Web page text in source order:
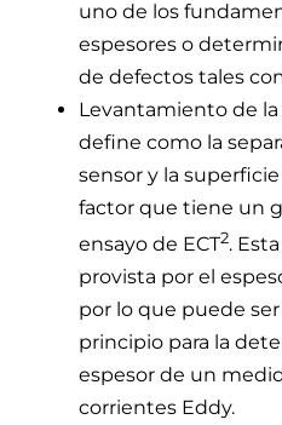
uno de los
espesores o
de defectos tales
Levantamiento de la
define como la
sensor y la
factor que tiene un
ensayo de ECT2.
provista por el
por lo que puede
principio para la
espesor de un
corrientes Eddy.